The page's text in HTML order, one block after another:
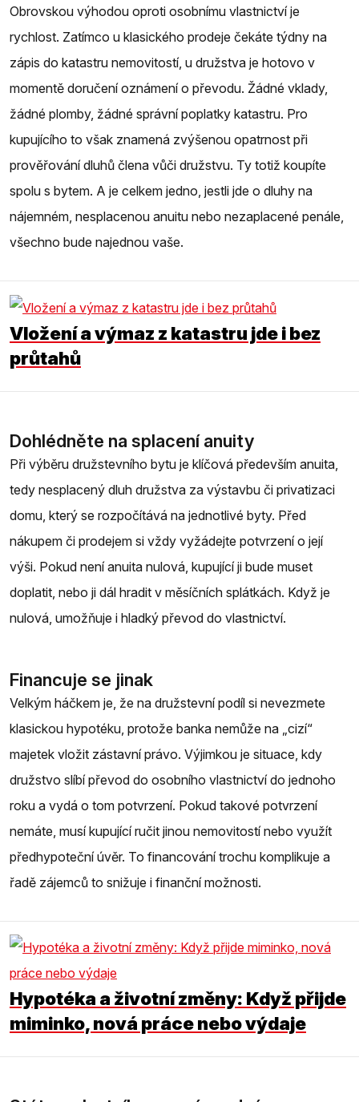
Obrovskou výhodou oproti osobnímu vlastnictví je
rychlost. Zatímco u klasického prodeje čekáte týdny na
zápis do katastru nemovitostí, u družstva je hotovo v
momentě doručení oznámení o převodu. Žádné vklady,
žádné plomby, žádné správní poplatky katastru. Pro
kupujícího to však znamená zvýšenou opatrnost při
prověřování dluhů člena vůči družstvu. Ty totiž koupíte
spolu s bytem. A je celkem jedno, jestli jde o dluhy na
nájemném, nesplacenou anuitu nebo nezaplacené penále,
všechno bude najednou vaše.
Vložení a výmaz z katastru jde i bez
průtahů
Dohlédněte na splacení anuity
Při výběru družstevního bytu je klíčová především anuita,
tedy nesplacený dluh družstva za výstavbu či privatizaci
domu, který se rozpočítává na jednotlivé byty. Před
nákupem či prodejem si vždy vyžádejte potvrzení o její
výši. Pokud není anuita nulová, kupující ji bude muset
doplatit, nebo ji dál hradit v měsíčních splátkách. Když je
nulová, umožňuje i hladký převod do vlastnictví.
Financuje se jinak
Velkým háčkem je, že na družstevní podíl si nevezmete
klasickou hypotéku, protože banka nemůže na „cizí“
majetek vložit zástavní právo. Výjimkou je situace, kdy
družstvo slíbí převod do osobního vlastnictví do jednoho
roku a vydá o tom potvrzení. Pokud takové potvrzení
nemáte, musí kupující ručit jinou nemovitostí nebo využít
předhypoteční úvěr. To financování trochu komplikuje a
řadě zájemců to snižuje i finanční možnosti.
Hypotéka a životní změny: Když přijde
miminko, nová práce nebo výdaje